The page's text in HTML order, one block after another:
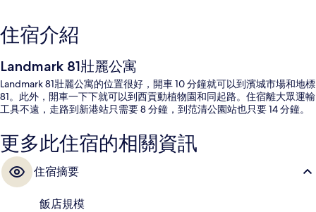
住宿介紹
Landmark 81壯麗公寓
Landmark 81壯麗公寓的位置很好，開車 10 分鐘就可以到濱城市場和地標
81。此外，開車一下下就可以到西貢動植物園和同起路。住宿離大眾運輸
工具不遠，走路到新港站只需要 8 分鐘，到范清公園站也只要 14 分鐘。
更多此住宿的相關資訊
住宿摘要
飯店規模